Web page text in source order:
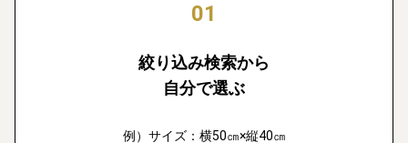
01
絞り込み検索から
自分で選ぶ
例）サイズ：横50㎝×縦40㎝